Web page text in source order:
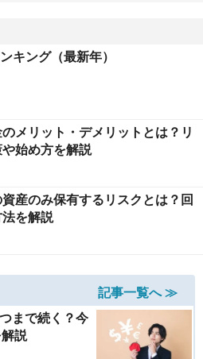
キング（最新年）
メリット・デメリットとは？リ
始め方を解説
産のみ保有するリスクとは？回
を解説
記事一覧へ ≫
まで続く？今
説